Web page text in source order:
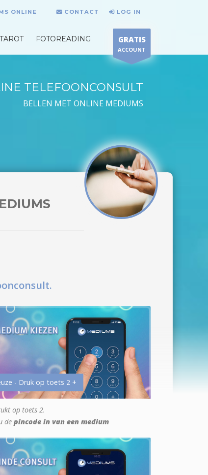
ONLINE CONTACT LOG IN
TAROT FOTOREADING GRATIS
ACCOUNT
TELEFOONCONSULT
BELLEN MET ONLINE MEDIUMS
- Druk op toets 2 +
op toets 2.
de pincode in van een medium